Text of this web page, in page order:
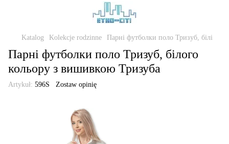
Katalog Kolekcje rodzinne Парні футболки поло Тризуб, білі
Парні футболки поло Тризуб, білого
кольору з вишивкою Тризуба
Artykuł: 596S Zostaw opinię